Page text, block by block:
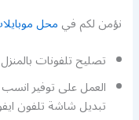
نؤمن لكم فيمحل
تصليح تلفونات
العمل على توفير
تبديل شاشة تلفون